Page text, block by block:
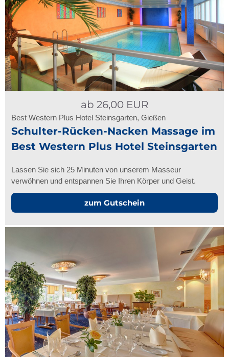
ab 26,00 EUR
Best Western Plus Hotel Steinsgarten, Gießen
Schulter-Rücken-Nacken Massage im
Best Western Plus Hotel Steinsgarten
Lassen Sie sich 25 Minuten von unserem Masseur
verwöhnen und entspannen Sie Ihren Körper und Geist.
zum Gutschein